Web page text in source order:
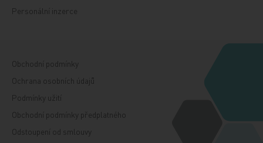
Personální inzerce
Obchodní podmínky
Ochrana osobních údajů
Podmínky užití
Obchodní podmínky předplatného
Odstoupení od smlouvy